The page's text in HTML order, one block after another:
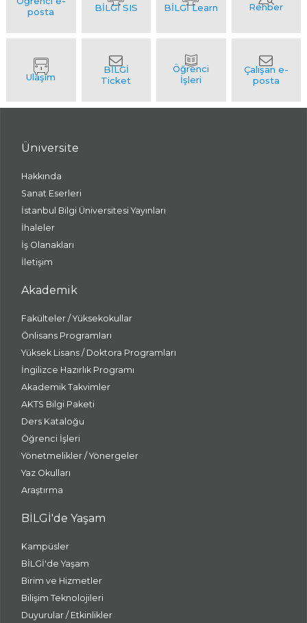
Üniversite
Hakkında
Sanat Eserleri
İstanbul Bilgi Üniversitesi Yayınları
İhaleler
İş Olanakları
İletişim
Akademik
Fakülteler / Yüksekokullar
Önlisans Programları
Yüksek Lisans / Doktora Programları
İngilizce Hazırlık Programı
Akademik Takvimler
AKTS Bilgi Paketi
Ders Kataloğu
Öğrenci İşleri
Yönetmelikler / Yönergeler
Yaz Okulları
Araştırma
BİLGİ'de Yaşam
Kampüsler
BİLGİ'de Yaşam
Birim ve Hizmetler
Bilişim Teknolojileri
Duyurular / Etkinlikler